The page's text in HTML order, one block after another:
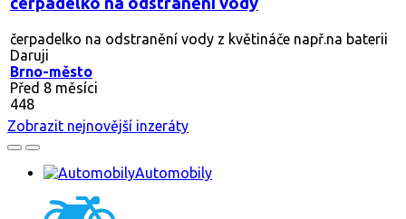
čerpadelko na odstranění vody z květináče např.na baterii
Daruji
Brno-město
Před 8 měsíci
448
Zobrazit nejnovější inzeráty
Automobily